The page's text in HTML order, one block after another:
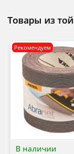
Товары из
В наличии
Рекомендуем